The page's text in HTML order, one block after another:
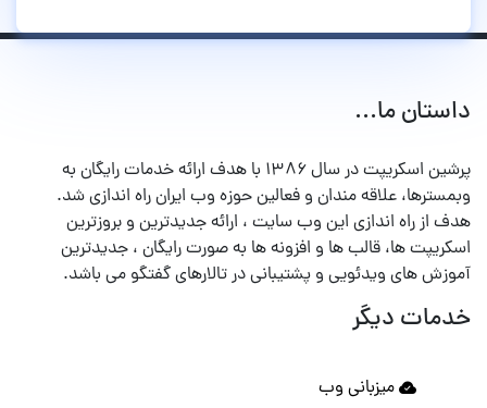
داستان ما...
پرشین اسکریپت در سال ۱۳۸۶ با هدف ارائه خدمات رایگان به
وبمسترها، علاقه مندان و فعالین حوزه وب ایران راه اندازی شد.
هدف از راه اندازی این وب سایت ، ارائه جدیدترین و بروزترین
اسکریپت ها، قالب ها و افزونه ها به صورت رایگان ، جدیدترین
آموزش های ویدئویی و پشتیبانی در تالارهای گفتگو می باشد.
خدمات دیگر
میزبانی وب